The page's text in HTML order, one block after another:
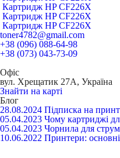
Картридж HP CF226X
Картридж HP CF226X
Картридж HP CF226X
toner4782@gmail.com
+38 (096) 088-64-98
+38 (073) 043-73-09
Офіс
вул. Хрещатик 27А, Україна
Знайти на карті
Блог
28.08.2024 Підписка на
05.04.2023 Чому картриджі
05.04.2023 Чорнила для
10.06.2022 Принтери: основні